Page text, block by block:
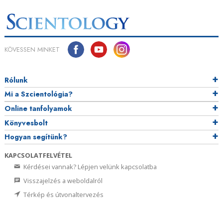
KÖVESSEN MINKET
Rólunk
Mi a Szcientológia?
Online tanfolyamok
Könyvesbolt
Hogyan segítünk?
KAPCSOLATFELVÉTEL
Kérdései vannak? Lépjen velünk kapcsolatba
Visszajelzés a weboldalról
Térkép és útvonaltervezés